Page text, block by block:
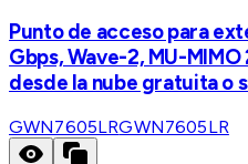
Punto de acceso para
Gbps, Wave-2, MU-
desde la nube gratuita o
GWN7605LRGWN7605LR